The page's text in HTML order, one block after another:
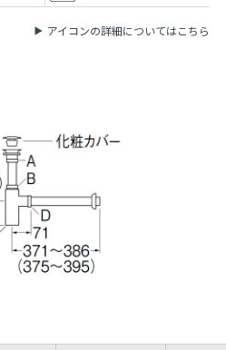
アイコンの詳細についてはこちら